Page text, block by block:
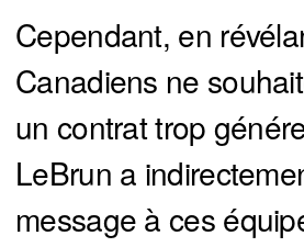
Cependant, en
Canadiens ne
un contrat trop
LeBrun a
message à ces